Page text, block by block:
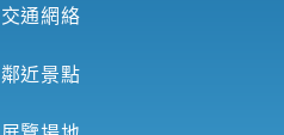
交通網絡
鄰近景點